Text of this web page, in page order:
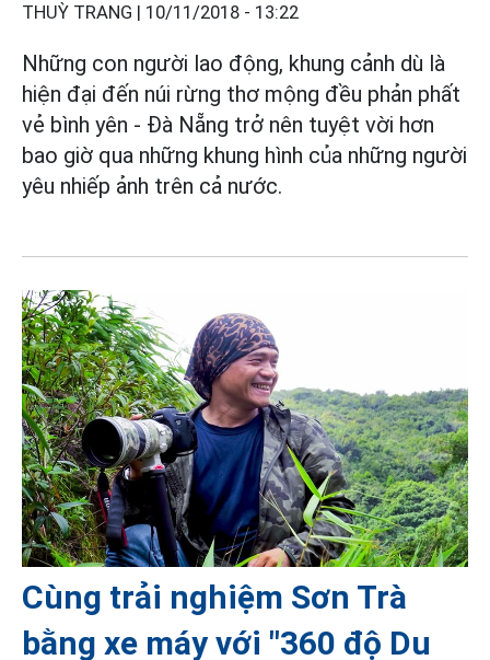
THUỲ TRANG | 10/11/2018 - 13:22
Những con người lao động, khung cảnh dù là
hiện đại đến núi rừng thơ mộng đều phản phất
vẻ bình yên - Đà Nẵng trở nên tuyệt vời hơn
bao giờ qua những khung hình của những người
yêu nhiếp ảnh trên cả nước.
Cùng trải nghiệm Sơn Trà
bằng xe máy với "360 độ Du